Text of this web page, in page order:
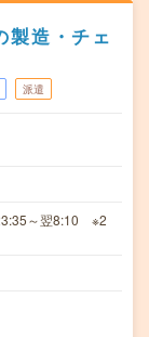
製造・チェ
派遣
～翌8:10 ※2